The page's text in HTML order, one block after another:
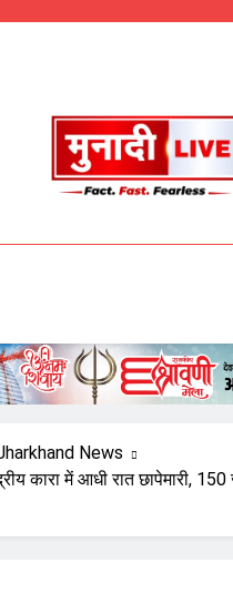
Munadi Live –
News
कारा में आधी रात छापेमारी,